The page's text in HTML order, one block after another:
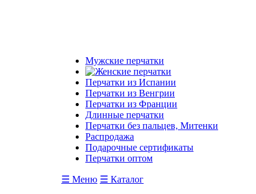
Мужские перчатки
Перчатки из Испании
Перчатки из Венгрии
Перчатки из Франции
Длинные перчатки
Перчатки без пальцев, Митенки
Распродажа
Подарочные сертификаты
Перчатки оптом
☰ Меню ☰ Каталог